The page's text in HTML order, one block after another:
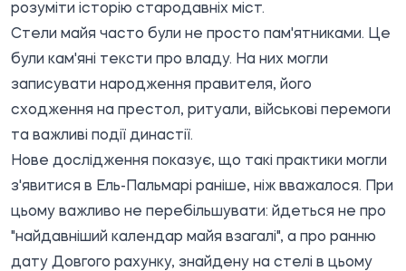
розуміти історію стародавніх міст.
Стели майя часто були не просто пам'ятниками. Це
були кам'яні тексти про владу. На них могли
записувати народження правителя, його
сходження на престол, ритуали, військові перемоги
та важливі події династії.
Нове дослідження показує, що такі практики могли
з'явитися в Ель-Пальмарі раніше, ніж вважалося. При
цьому важливо не перебільшувати: йдеться не про
"найдавніший календар майя взагалі", а про ранню
дату Довгого рахунку, знайдену на стелі в цьому